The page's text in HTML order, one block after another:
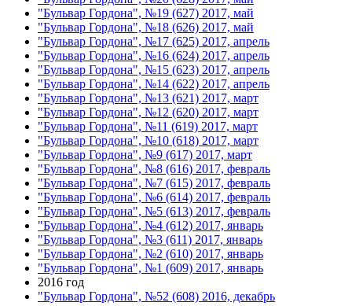
"Бульвар Гордона", №19 (627) 2017, май
"Бульвар Гордона", №18 (626) 2017, май
"Бульвар Гордона", №17 (625) 2017, апрель
"Бульвар Гордона", №16 (624) 2017, апрель
"Бульвар Гордона", №15 (623) 2017, апрель
"Бульвар Гордона", №14 (622) 2017, апрель
"Бульвар Гордона", №13 (621) 2017, март
"Бульвар Гордона", №12 (620) 2017, март
"Бульвар Гордона", №11 (619) 2017, март
"Бульвар Гордона", №10 (618) 2017, март
"Бульвар Гордона", №9 (617) 2017, март
"Бульвар Гордона", №8 (616) 2017, февраль
"Бульвар Гордона", №7 (615) 2017, февраль
"Бульвар Гордона", №6 (614) 2017, февраль
"Бульвар Гордона", №5 (613) 2017, февраль
"Бульвар Гордона", №4 (612) 2017, январь
"Бульвар Гордона", №3 (611) 2017, январь
"Бульвар Гордона", №2 (610) 2017, январь
"Бульвар Гордона", №1 (609) 2017, январь
2016 год
"Бульвар Гордона", №52 (608) 2016, декабрь